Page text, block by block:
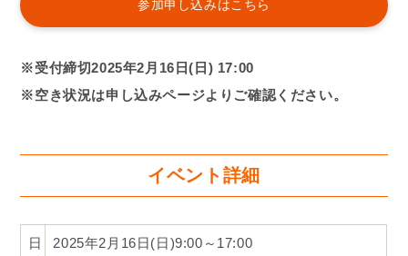
参加申し込みはこちら
※受付締切2025年2月16日(日) 17:00
※空き状況は申し込みページよりご確認ください。
イベント詳細
日
2025年2月16日(日)9:00～17:00